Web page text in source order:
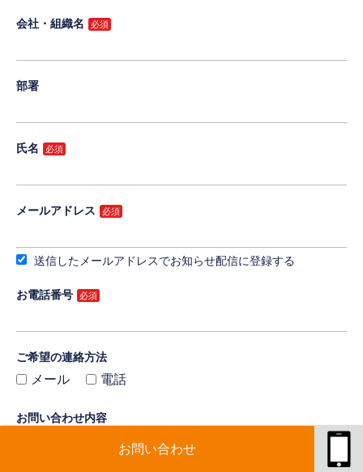
お問い合わせ
会社・組織名
部署
氏名
メールアドレス
送信したメールアドレスでお知らせ配信に登録する
お電話番号
ご希望の連絡方法
メール 電話
お問い合わせ内容